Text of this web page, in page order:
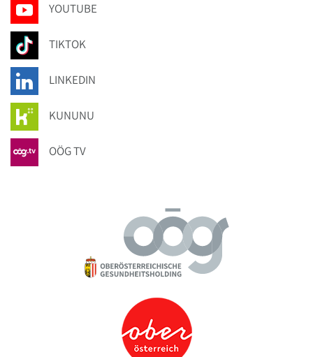
YOUTUBE
TIKTOK
LINKEDIN
KUNUNU
OÖG TV